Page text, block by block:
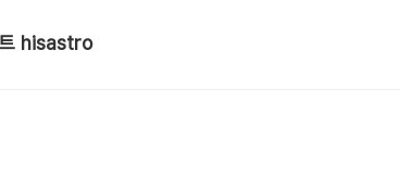
hisastro